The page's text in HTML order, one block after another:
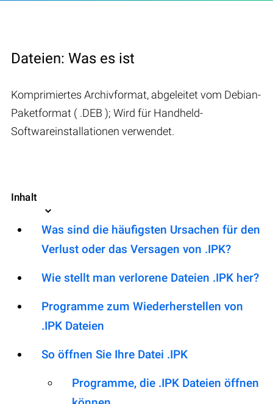
Dateien: Was es ist
Komprimiertes Archivformat, abgeleitet vom Debian-
Paketformat ( .DEB ); Wird für Handheld-
Softwareinstallationen verwendet.
Inhalt
Was sind die häufigsten Ursachen für den
Verlust oder das Versagen von .IPK?
Wie stellt man verlorene Dateien .IPK her?
Programme zum Wiederherstellen von
.IPK Dateien
So öffnen Sie Ihre Datei .IPK
Programme, die .IPK Dateien öffnen